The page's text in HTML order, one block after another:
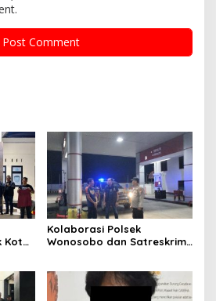
Kota
Kolaborasi Polsek
Wonosobo dan Satreskrim
Dugaan Pengecoran BBM
Subsidi di SPBU Lakaran